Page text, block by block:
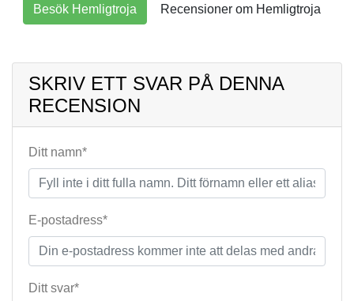
Besök Hemligtroja Recensioner om Hemligtroja
SKRIV ETT SVAR PÅ DENNA
RECENSION
Ditt namn*
E-postadress*
Ditt svar*